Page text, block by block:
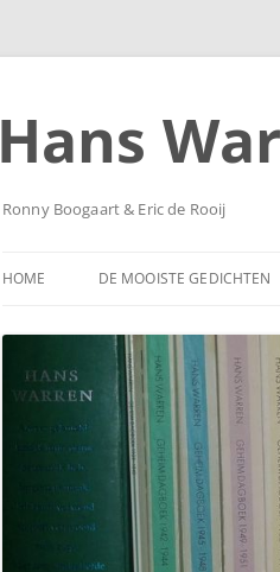
Ga
Hans
Ronny Boogaart & Eric de Rooij
HOME DE MOOISTE GEDICHTEN